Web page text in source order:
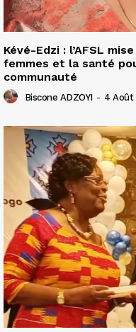
Kévé-Edzi : l’AFSL
femmes et la santé
communauté
Biscone ADZOYI - 4 Août